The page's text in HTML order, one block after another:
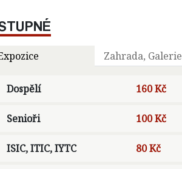
Zahrada, Galerie
Dospělí 160 Kč
Senioři 100 Kč
ISIC, ITIC, IYTC 80 Kč